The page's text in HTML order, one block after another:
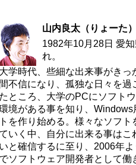
山内良太（りょーた）
1982年10月28日 愛知
れ。
大学時代、些細な出来事がきっ
間不信になり、孤独な日々を過
たところ、大学のPCにソフト
境がある事を知り、Windows
トを作り始める。様々なソフト
いく中、自分に出来る事はこ
いと確信するに至り、2006年
でソフトウェア開発者として働